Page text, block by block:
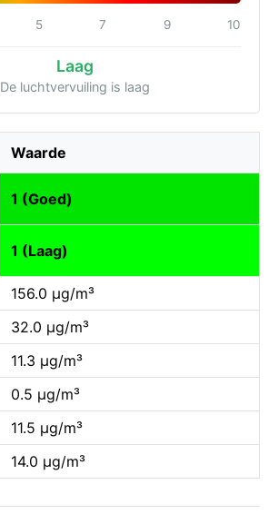
5 7 9 10
Laag
De luchtvervuiling is laag
Waarde
1 (Goed)
1 (Laag)
156.0 µg/m³
32.0 µg/m³
11.3 µg/m³
0.5 µg/m³
11.5 µg/m³
14.0 µg/m³